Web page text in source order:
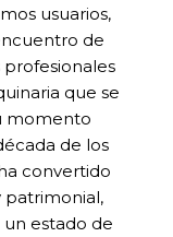
usuarios,
de
profesionales
que se
momento
de los
convertido
patrimonial,
estado de